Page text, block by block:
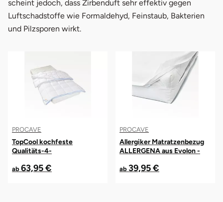
scheint jedoch, dass Zirbenduft sehr effektiv gegen
Luftschadstoffe wie Formaldehyd, Feinstaub, Bakterien
und Pilzsporen wirkt.
PROCAVE
TopCool kochfeste
Qualitäts-4-
Druckknöpfen
ab 63,95 €
PROCAVE
Allergiker Matratzenbezug
ALLERGENA aus Evolon -
ab 39,95 €